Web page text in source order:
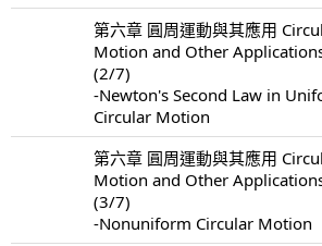
第六章 圓周運動與其應用
Motion and Other
(2/7)
-Newton's Second Law in
Circular Motion
第六章 圓周運動與其應用
Motion and Other
(3/7)
-Nonuniform Circular Motion